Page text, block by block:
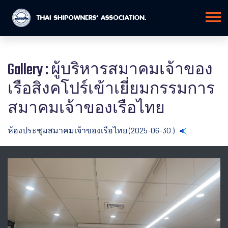
Gallery : ผู้บริหารสมาคมเจ้าของ
เรือสิงคโปร์เข้าเยี่ยมกรรมการ
สมาคมเจ้าของเรือไทย
ห้องประชุมสมาคมเจ้าของเรือไทย (2025-06-30 )